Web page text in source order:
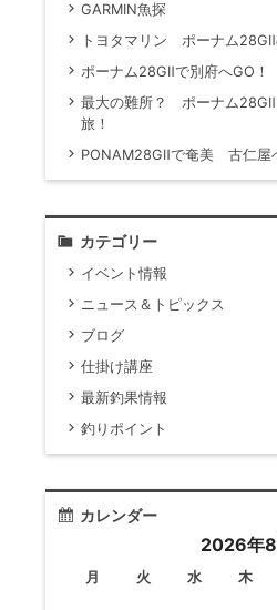
GARMIN魚探
トヨタマリン ポーナム
ポーナム28GⅡで別府へGO！
最大の難所？ ポーナム
旅！
PONAM28GⅡで奄美 古仁屋
カテゴリー
イベント情報
ニュース＆トピックス
ブログ
仕掛け講座
最新釣果情報
釣りポイント
カレンダー
2026年8
月 火 水 木